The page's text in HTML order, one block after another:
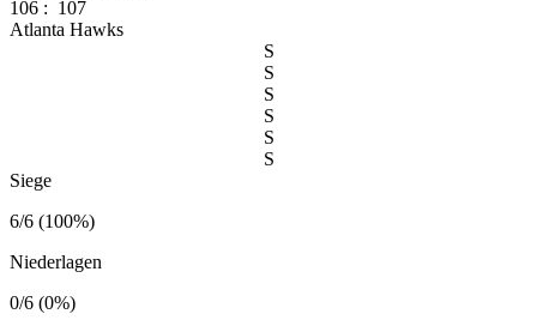
106 : 107
Atlanta Hawks
S
S
S
S
S
S
Siege
6/6 (100%)
Niederlagen
0/6 (0%)